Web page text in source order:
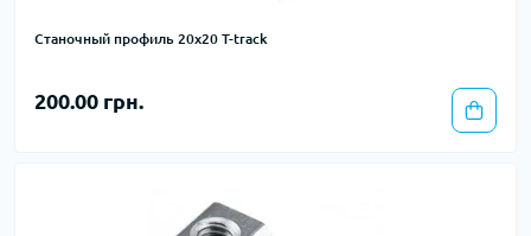
Станочный профиль 20х20 T-track
200.00 грн.